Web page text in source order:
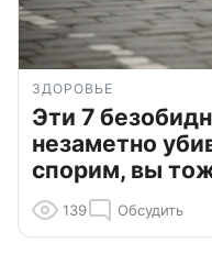
ЗДОРОВЬЕ
Эти 7
незаметно
спорим, вы
139 Обсудить